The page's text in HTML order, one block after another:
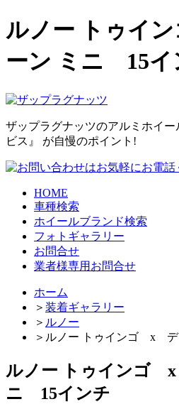
ルノー トゥイ
ーン ミニ 15イ
ザップラグナッツのアルミホイー
ビス』 が自慢のポイント!
HOME
車種検索
ホイールブランド検索
フォトギャラリー
お問合せ
業者様専用お問合せ
ホーム
＞ 装着ギャラリー
＞ ルノー
＞ ルノー トゥインゴ x デ
ルノー トゥインゴ
ニ 15インチ